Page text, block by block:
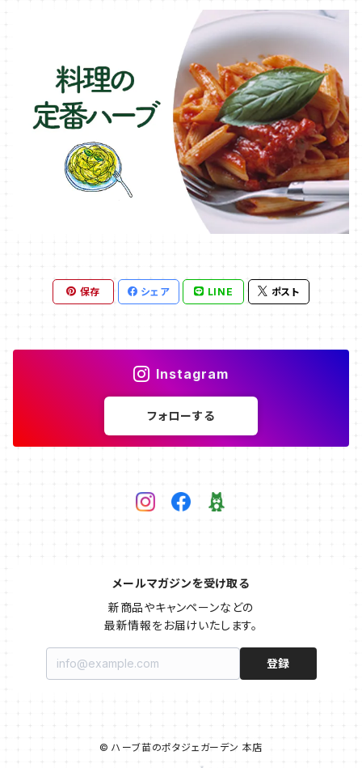
保存 シェア LINE ポスト
Instagram
フォローする
メールマガジンを受け取る
新商品やキャンペーンなどの
最新情報をお届けいたします。
登録
© ハーブ苗のポタジェガーデン 本店